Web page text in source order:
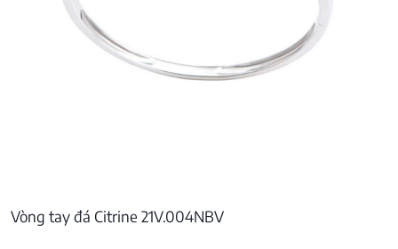
Vòng tay đá Citrine 21V.004NBV